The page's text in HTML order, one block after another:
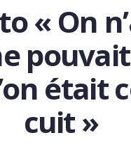
« On
était
cuit »